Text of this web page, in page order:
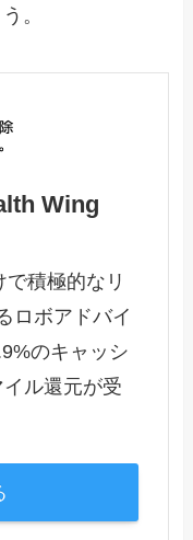
。
Wing
積極的なリ
ロボアドバイ
のキャッシ
ル還元が受